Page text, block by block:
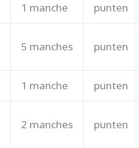
1 manche punten
5 manches punten
1 manche punten
2 manches punten